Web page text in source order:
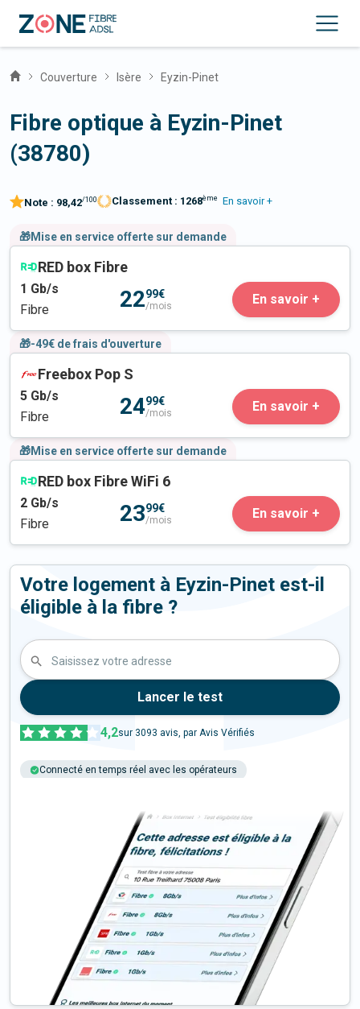
Couverture Isère Eyzin-Pinet
Fibre optique à Eyzin-Pinet
(38780)
Note : 98,42/100 Classement : 1268ème En savoir +
🎁Mise en service offerte sur demande
RED box Fibre
1 Gb/s
Fibre
2299€
/mois En savoir +
🎁-49€ de frais d'ouverture
Freebox Pop S
5 Gb/s
Fibre
2499€
/mois En savoir +
🎁Mise en service offerte sur demande
RED box Fibre WiFi 6
2 Gb/s
Fibre
2399€
/mois En savoir +
Votre logement à Eyzin-Pinet est-il
éligible à la fibre ?
Saisissez votre adresse
Lancer le test
4,2sur 3093 avis, par Avis Vérifiés
Connecté en temps réel avec les opérateurs